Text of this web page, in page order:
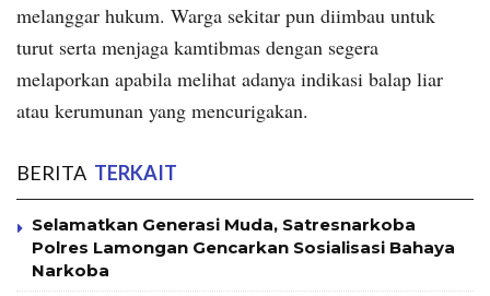
melanggar hukum. Warga sekitar pun diimbau untuk
turut serta menjaga kamtibmas dengan segera
melaporkan apabila melihat adanya indikasi balap liar
atau kerumunan yang mencurigakan.
BERITA TERKAIT
Selamatkan Generasi Muda, Satresnarkoba
Polres Lamongan Gencarkan Sosialisasi Bahaya
Narkoba